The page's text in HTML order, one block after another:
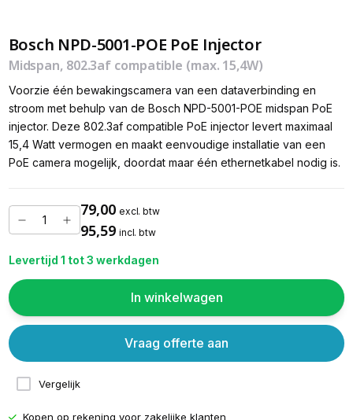
Bosch NPD-5001-POE PoE Injector
Midspan, 802.3af compatible (max. 15,4W)
Voorzie één bewakingscamera van een dataverbinding en
stroom met behulp van de Bosch NPD-5001-POE midspan PoE
injector. Deze 802.3af compatible PoE injector levert maximaal
15,4 Watt vermogen en maakt eenvoudige installatie van een
PoE camera mogelijk, doordat maar één ethernetkabel nodig is.
79,00 excl. btw
95,59 incl. btw
Levertijd 1 tot 3 werkdagen
In winkelwagen
Vergelijk
Vraag offerte aan
Kopen op rekening voor zakelijke klanten